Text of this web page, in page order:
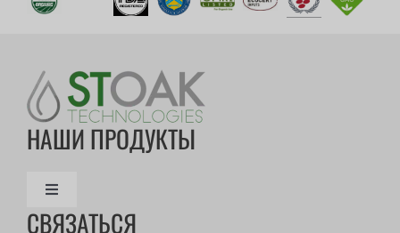
НАШИ ПРОДУКТЫ
Переключить
навигацию
СВЯЗАТЬСЯ